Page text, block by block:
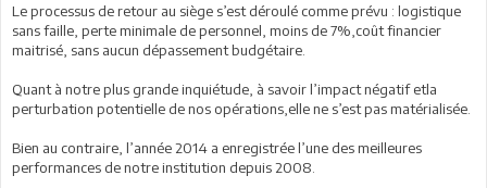
Le processus de retour au siège s’est déroulé comme prévu : logistique
sans faille, perte minimale de personnel, moins de 7%,coût financier
maitrisé, sans aucun dépassement budgétaire.
Quant à notre plus grande inquiétude, à savoir l’impact négatif etla
perturbation potentielle de nos opérations,elle ne s’est pas matérialisée.
Bien au contraire, l’année 2014 a enregistrée l’une des meilleures
performances de notre institution depuis 2008.